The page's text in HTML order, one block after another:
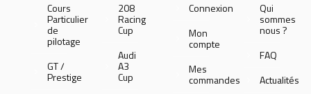
Cours
Particulier
de
pilotage
GT /
Prestige
208
Racing
Cup
Audi
A3
Cup
Connexion
Mon
compte
Mes
commandes
Qui
sommes
nous ?
FAQ
Actualités